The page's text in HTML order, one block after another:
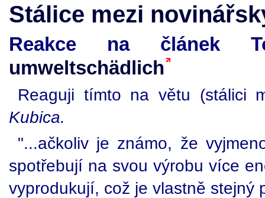
Stálice mezi
Reakce na článek
umweltschädlich
Reaguji tímto na větu (stálici
Kubica.
"...ačkoliv je známo, že
spotřebují na svou výrobu více
vyprodukují, což je vlastně stejný